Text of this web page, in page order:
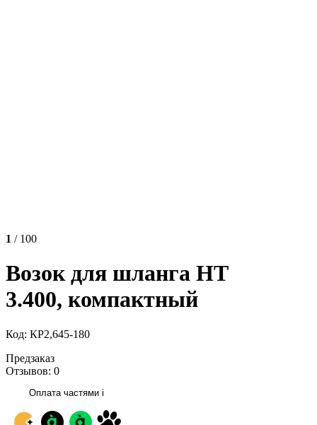
1 / 100
Возок для шланга HT
3.400, компактный
Код: КР2,645-180
Предзаказ
Отзывов: 0
Оплата частями i